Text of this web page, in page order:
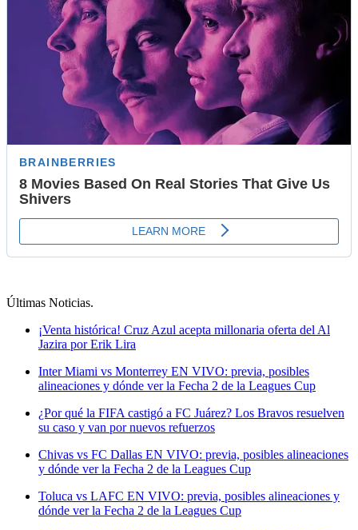
Últimas Noticias.
¡Venta histórica! Cruz Azul acepta millonaria oferta del Al
Jazira por Erik Lira
Inter Miami vs Monterrey EN VIVO: previa, posibles
alineaciones y dónde ver la Fecha 2 de la Leagues Cup
¿Por qué la FIFA castigó a FC Juárez? Los Bravos resuelven
su caso y van por nuevos refuerzos
Chivas vs FC Dallas EN VIVO: previa, posibles alineaciones
y dónde ver la Fecha 2 de la Leagues Cup
Toluca vs LAFC EN VIVO: previa, posibles alineaciones y
dónde ver la Fecha 2 de la Leagues Cup